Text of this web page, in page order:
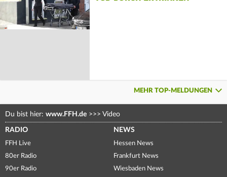
MEHR TOP-MELDUNGEN
Du bist hier: www.FFH.de >>> Video
RADIO
FFH Live
80er Radio
90er Radio
NEWS
Hessen News
Frankfurt News
Wiesbaden News